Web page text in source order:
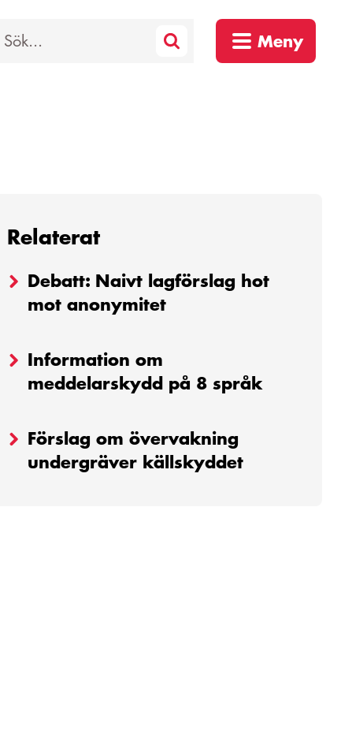
Sök Meny
Relaterat
Debatt: Naivt lagförslag hot
mot anonymitet
Information om
meddelarskydd på 8 språk
Förslag om övervakning
undergräver källskyddet